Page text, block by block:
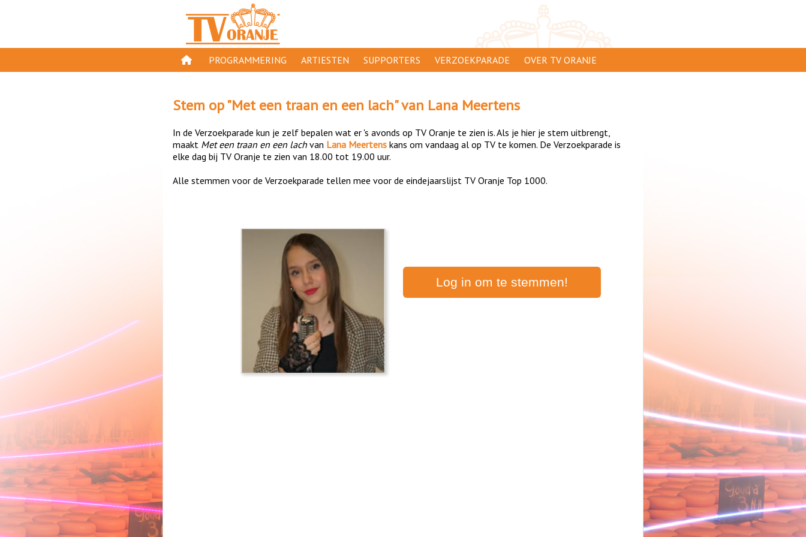
PROGRAMMERING
GESPEELD OP TV ORANJE
ORANJE KROON
TV ORANJE TOP 1000
11 VAN ORANJE
ARTIESTEN SUPPORTERS
AANMELDEN
VERZOEKPARADE OVER TV ORANJE
ADVERTEREN
PRIVACY
Stem op "Met een traan en een lach" van Lana Meertens
In de Verzoekparade kun je zelf bepalen wat er 's avonds op TV Oranje te zien is. Als je hier je stem uitbrengt,
maakt Met een traan en een lach van Lana Meertens kans om vandaag al op TV te komen. De Verzoekparade is
elke dag bij TV Oranje te zien van 18.00 tot 19.00 uur.
Alle stemmen voor de Verzoekparade tellen mee voor de eindejaarslijst TV Oranje Top 1000.
Log in om te stemmen!